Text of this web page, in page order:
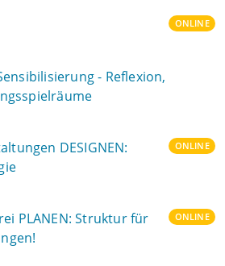
ONLINE
- Reflexion,
DESIGNEN:
ONLINE
PLANEN: Struktur für
ONLINE